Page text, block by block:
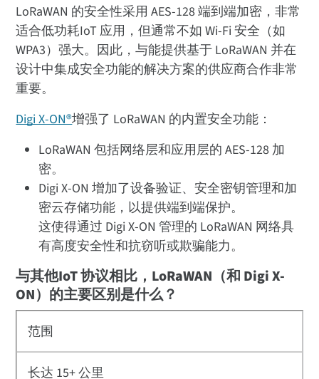
LoRaWAN 的安全性采用 AES-128 端到端加密，非常
适合低功耗IoT 应用，但通常不如 Wi-Fi 安全（如
WPA3）强大。因此，与能提供基于 LoRaWAN 并在
设计中集成安全功能的解决方案的供应商合作非常
重要。
Digi X-ON®增强了 LoRaWAN 的内置安全功能：
LoRaWAN 包括网络层和应用层的 AES-128 加
密。
Digi X-ON 增加了设备验证、安全密钥管理和加
密云存储功能，以提供端到端保护。
这使得通过 Digi X-ON 管理的 LoRaWAN 网络具
有高度安全性和抗窃听或欺骗能力。
与其他IoT 协议相比，LoRaWAN（和 Digi X-
ON）的主要区别是什么？
范围
长达 15+ 公里